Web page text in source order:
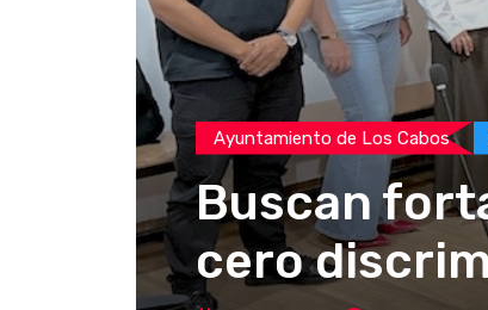
Ayuntamiento de Los Cabos
Buscan
cero